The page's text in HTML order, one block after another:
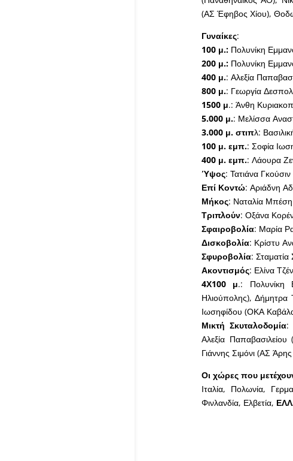
(ΑΣ Έφηβος Χίου),
Γυναίκες:
100 μ.:Πολυνίκη
200 μ.:Πολυνίκη
400 μ.: Αλεξία
800 μ.: Γεωργία
1500 μ.: Άνθη
5.000 μ.: Μελίσσα
3.000 μ. στιπλ:
100 μ. εμπ.: Σοφία
400 μ. εμπ.: Λάουρα
Ύψος: Τατιάνα
Επί Κοντώ: Αριάδνη
Μήκος: Ναταλία
Τριπλούν: Οξάνα
Σφαιροβολία: Μαρία
Δισκοβολία: Κρίστυ
Σφυροβολία: Σταματία
Ακοντισμός: Ελίνα
4Χ100 μ.: Πολυνίκη
Ηλιούπολης),
Ιωσηφίδου (ΟΚΑ
Μικτή Σκυταλοδομία:
Αλεξία
Γιάννης Σιμόνι (ΑΣ
Οι χώρες που
Ιταλία, Πολωνία,
Φινλανδία, Ελβετία,